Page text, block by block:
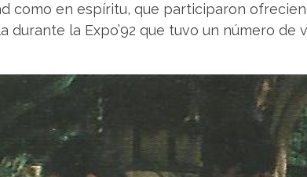
como en espíritu, que participaron
la Expo’92 que tuvo un número de